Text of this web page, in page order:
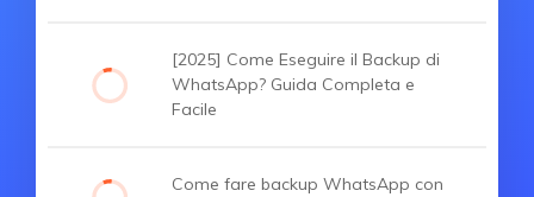
[2025] Come Eseguire il Backup di
WhatsApp? Guida Completa e
Facile
Come fare backup WhatsApp con